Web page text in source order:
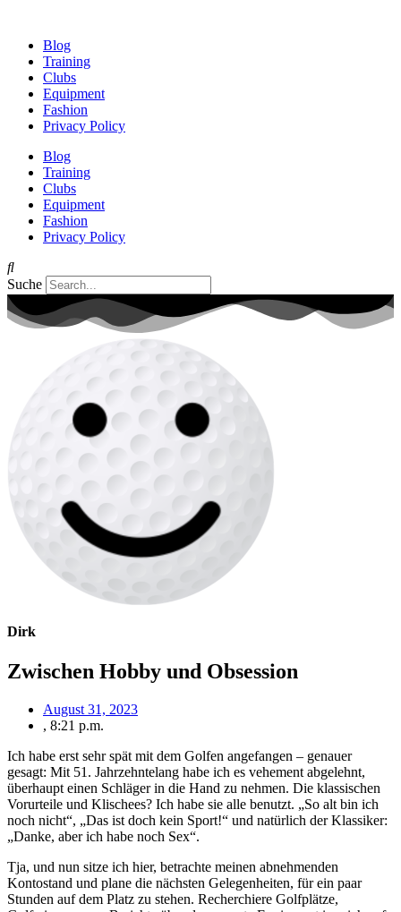
wechseln
Blog
Training
Clubs
Equipment
Fashion
Privacy Policy
Blog
Training
Clubs
Equipment
Fashion
Privacy Policy
Suche
Dirk
Zwischen Hobby und Obsession
August 31, 2023
, 8:21 p.m.
Ich habe erst sehr spät mit dem Golfen angefangen – genauer
gesagt: Mit 51. Jahrzehntelang habe ich es vehement abgelehnt,
überhaupt einen Schläger in die Hand zu nehmen. Die klassischen
Vorurteile und Klischees? Ich habe sie alle benutzt. „So alt bin ich
noch nicht“, „Das ist doch kein Sport!“ und natürlich der Klassiker:
„Danke, aber ich habe noch Sex“.
Tja, und nun sitze ich hier, betrachte meinen abnehmenden
Kontostand und plane die nächsten Gelegenheiten, für ein paar
Stunden auf dem Platz zu stehen. Recherchiere Golfplätze,